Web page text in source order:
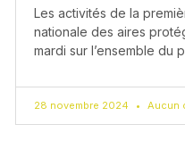
Les activités de la
nationale des aires
mardi sur l’ensemble du
28 novembre 2024 Aucun